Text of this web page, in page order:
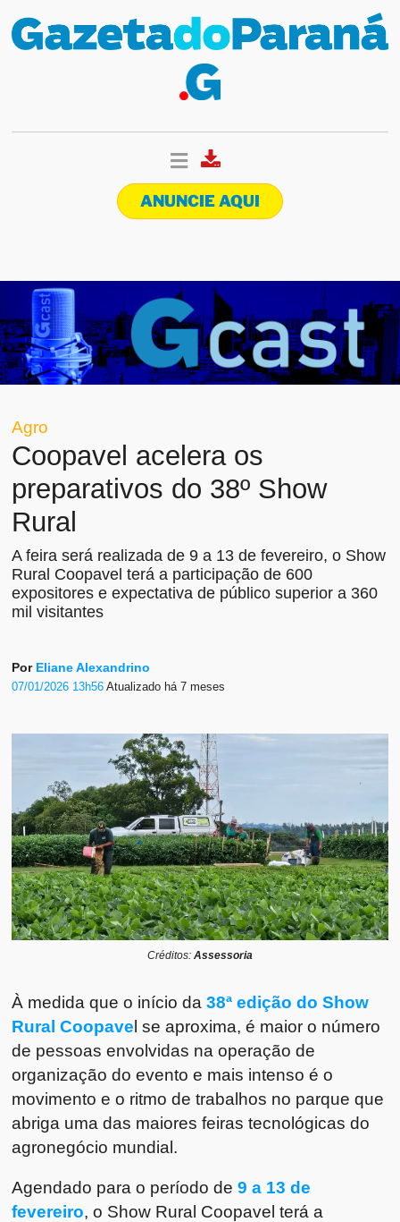
ANUNCIE AQUI
Agro
Coopavel acelera os
preparativos do 38º Show
Rural
A feira será realizada de 9 a 13 de fevereiro, o Show
Rural Coopavel terá a participação de 600
expositores e expectativa de público superior a 360
mil visitantes
Por Eliane Alexandrino
07/01/2026 13h56Atualizado há 7 meses
Créditos: Assessoria
À medida que o início da 38ª edição do Show
Rural Coopavel se aproxima, é maior o número
de pessoas envolvidas na operação de
organização do evento e mais intenso é o
movimento e o ritmo de trabalhos no parque que
abriga uma das maiores feiras tecnológicas do
agronegócio mundial.
Agendado para o período de9 a 13 de
fevereiro, o Show Rural Coopavel terá a